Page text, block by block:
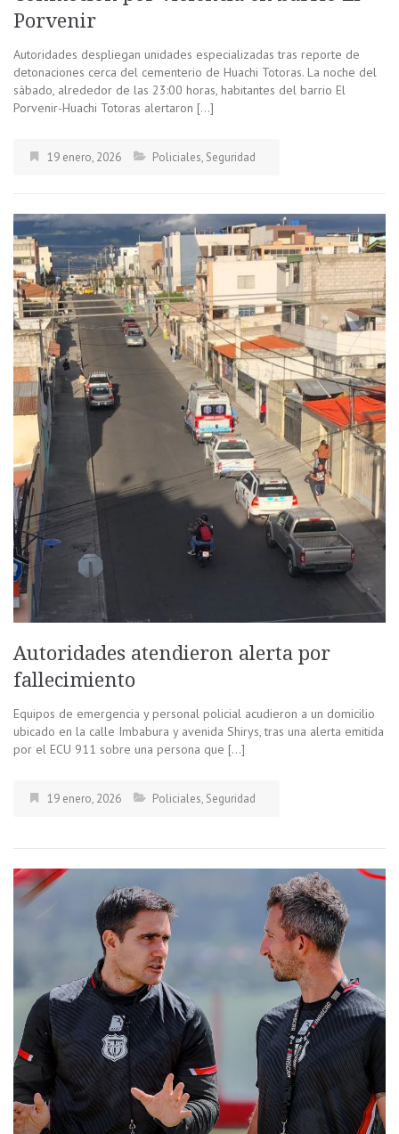
Porvenir
Autoridades despliegan unidades especializadas tras reporte de
detonaciones cerca del cementerio de Huachi Totoras. La noche del
sábado, alrededor de las 23:00 horas, habitantes del barrio El
Porvenir-Huachi Totoras alertaron […]
19 enero, 2026 Policiales, Seguridad
Autoridades atendieron alerta por
fallecimiento
Equipos de emergencia y personal policial acudieron a un domicilio
ubicado en la calle Imbabura y avenida Shirys, tras una alerta emitida
por el ECU 911 sobre una persona que […]
19 enero, 2026 Policiales, Seguridad